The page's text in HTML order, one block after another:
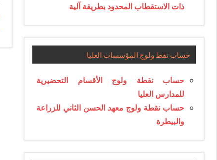
ذات الاستقطاب المحدود بطريقة آلية
حساب نقط ولوج المؤسسات العليا
حساب نقطة ولوج الأقسام التحضيرية
للمدارس العليا
حساب نقطة ولوج معهد الحسن الثاني للزراعة
والبيطرة